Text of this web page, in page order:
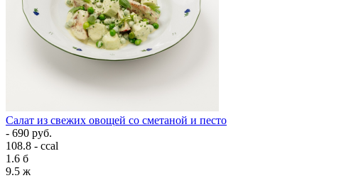
Салат из свежих овощей со сметаной и песто
- 690 руб.
108.8 - ccal
1.6 б
9.5 ж